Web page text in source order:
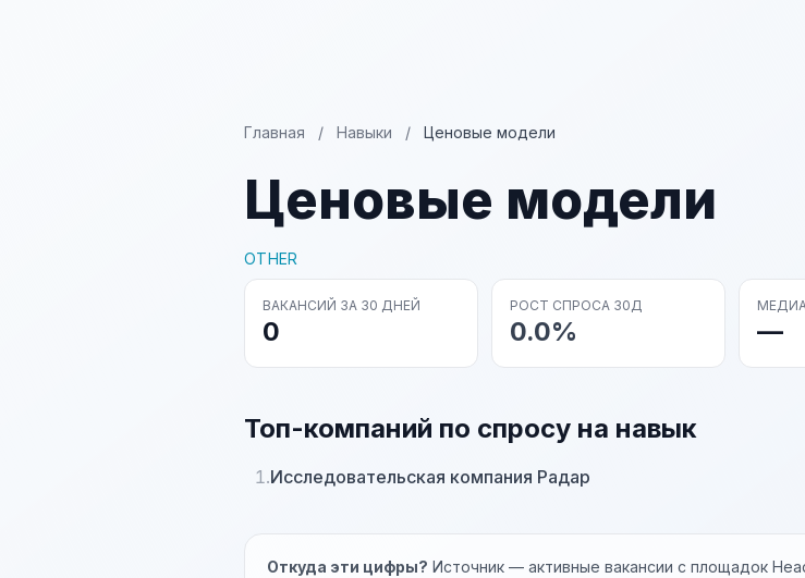
Главная / Навыки / Ценовые модели
Ценовые модели
OTHER
ВАКАНСИЙ ЗА 30 ДНЕЙ
0
РОСТ СПРОСА 30Д
0.0% —
Топ-компаний по спросу на навык
1.Исследовательская компания Радар
Откуда эти цифры? Источник — активные вакансии с площадок